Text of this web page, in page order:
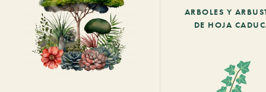
ARBOLES Y
DE HOJA